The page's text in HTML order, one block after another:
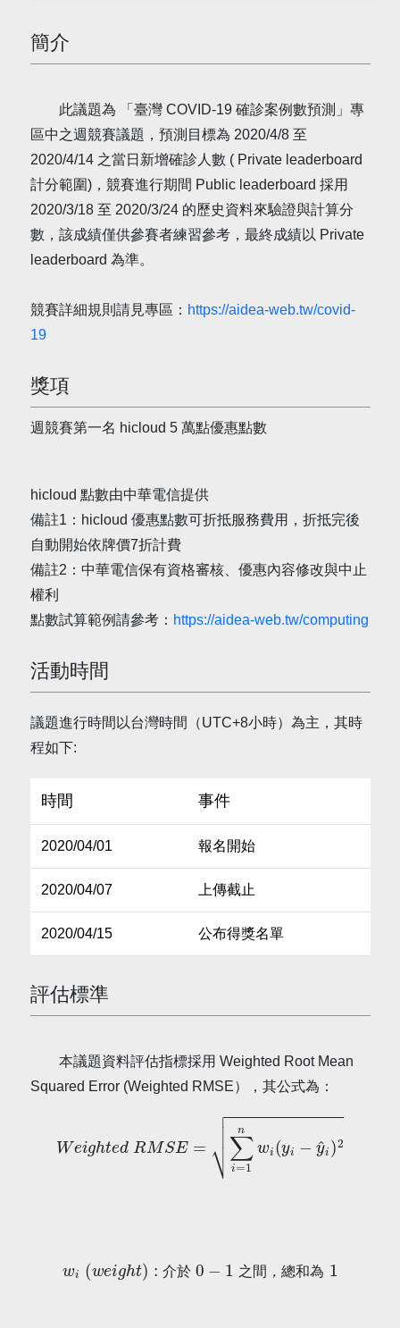
簡介
此議題為 「臺灣 COVID-19 確診案例數預測」專
區中之週競賽議題，預測目標為 2020/4/8 至
2020/4/14 之當日新增確診人數 ( Private leaderboard
計分範圍)，競賽進行期間 Public leaderboard 採用
2020/3/18 至 2020/3/24 的歷史資料來驗證與計算分
數，該成績僅供參賽者練習參考，最終成績以 Private
leaderboard 為準。
競賽詳細規則請見專區： https://aidea-web.tw/covid-
19
獎項
週競賽第一名 hicloud 5 萬點優惠點數
hicloud 點數由中華電信提供
備註1：hicloud 優惠點數可折抵服務費用，折抵完後
自動開始依牌價7折計費
備註2：中華電信保有資格審核、優惠內容修改與中止
權利
點數試算範例請參考： https://aidea-web.tw/computing
活動時間
議題進行時間以台灣時間（UTC+8小時）為主，其時
程如下:
時間 事件
2020/04/01 報名開始
2020/04/07 上傳截止
2020/04/15 公布得獎名單
評估標準
本議題資料評估指標採用 Weighted Root Mean
Squared Error (Weighted RMSE），其公式為：
=1nwi(yi−y^i)2
介 於 之 間 ，總和為
w i(wei ght) 介於0− 之 間， 總和為1